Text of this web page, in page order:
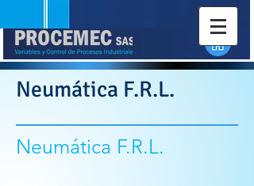
Neumática F.R.L.
Neumática F.R.L.